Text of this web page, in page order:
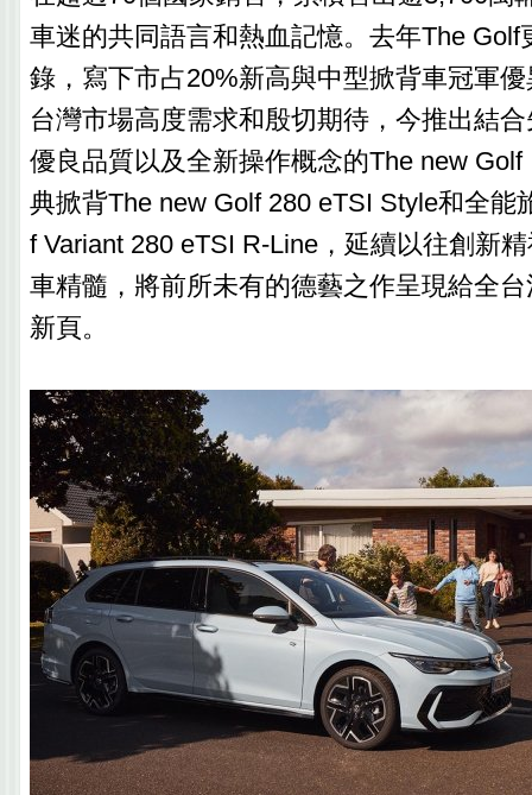
車迷的共同語言和熱血記憶。去年The Golf
錄，寫下市占20%新高與中型掀背車冠軍
台灣市場高度需求和殷切期待，今推出結
優良品質以及全新操作概念的The new
典掀背The new Golf 280 eTSI Style和全能
f Variant 280 eTSI R-Line，延續以往創新
車精髓，將前所未有的德藝之作呈現給全
新頁。